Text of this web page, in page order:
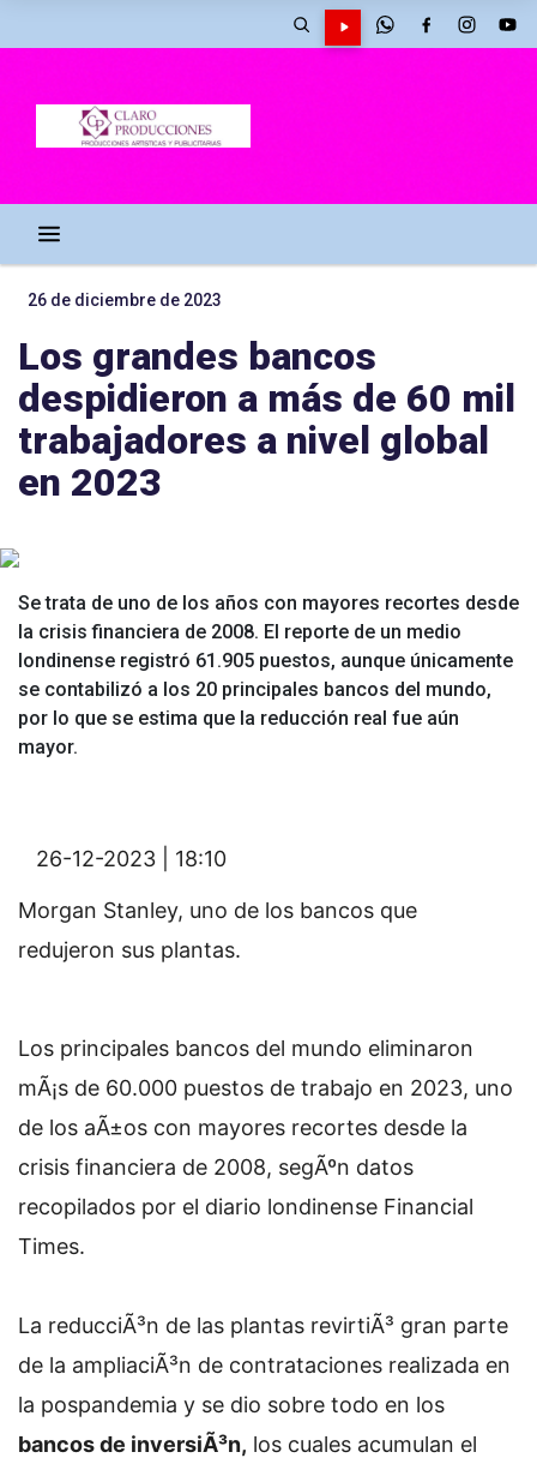
26 de diciembre de 2023
Los grandes bancos
despidieron a más de 60 mil
trabajadores a nivel global
en 2023
Se trata de uno de los años con mayores recortes desde
la crisis financiera de 2008. El reporte de un medio
londinense registró 61.905 puestos, aunque únicamente
se contabilizó a los 20 principales bancos del mundo,
por lo que se estima que la reducción real fue aún
mayor.
26-12-2023 | 18:10
Morgan Stanley, uno de los bancos que
redujeron sus plantas.
Los principales bancos del mundo eliminaron
mÃ¡s de 60.000 puestos de trabajo en 2023, uno
de los aÃ±os con mayores recortes desde la
crisis financiera de 2008, segÃºn datos
recopilados por el diario londinense Financial
Times.
La reducciÃ³n de las plantas revirtiÃ³ gran parte
de la ampliaciÃ³n de contrataciones realizada en
la pospandemia y se dio sobre todo en los
bancos de inversiÃ³n, los cuales acumulan el